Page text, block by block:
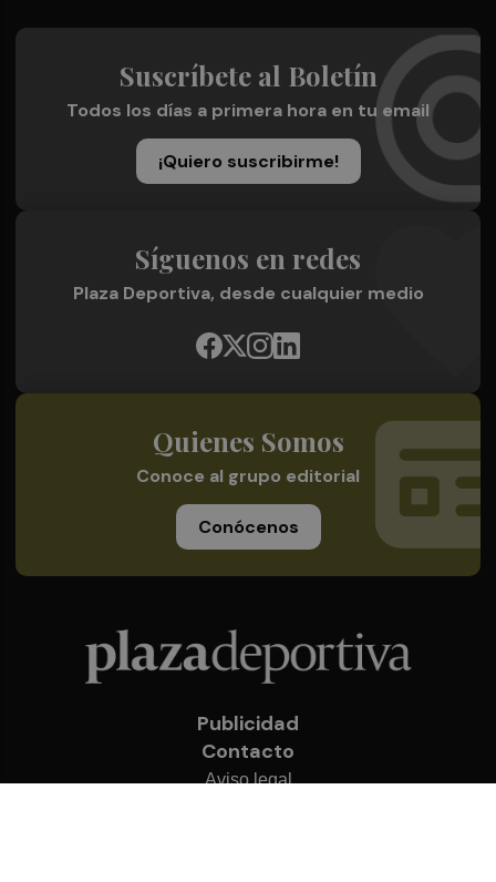
Suscríbete al Boletín
Todos los días a primera hora en tu email
¡Quiero suscribirme!
Síguenos en redes
Plaza Deportiva, desde cualquier medio
Quienes Somos
Conoce al grupo editorial
Conócenos
Publicidad
Contacto
Aviso legal